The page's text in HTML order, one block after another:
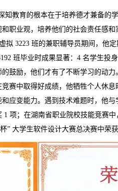
教育的根本在于培养德才兼备的
职业观，培养他们的社会责任感和
3223 班的兼职辅导员期间，他
班毕业时成果显著：4 名学生投
鼓励，他们才有了不断学习的动力
赛中取得好成绩，他牺牲个人休
应变能力。遇到技术难题时，他
项；在湖南省职业院校技能竞赛
” 大学生软件设计大赛总决赛中荣获